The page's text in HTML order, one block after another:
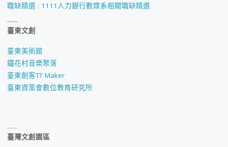
職缺精選 : 1111人力銀行數媒系相關職缺精選
臺東文創
臺東美術館
鐵花村音樂聚落
臺東創客TT Maker
臺東資策會數位教育研究所
臺灣文創園區